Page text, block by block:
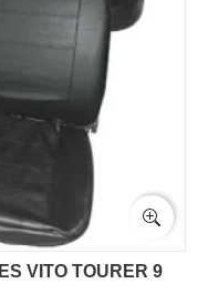
VITO TOURER 9